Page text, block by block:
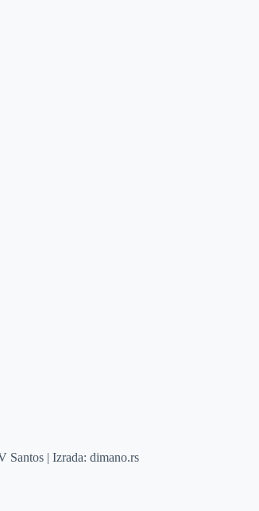
Santos | Izrada:dimano.rs